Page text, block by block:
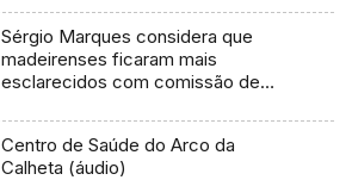
Sérgio Marques considera que
madeirenses ficaram mais
esclarecidos com comissão de
Centro de Saúde do Arco da
Calheta (áudio)